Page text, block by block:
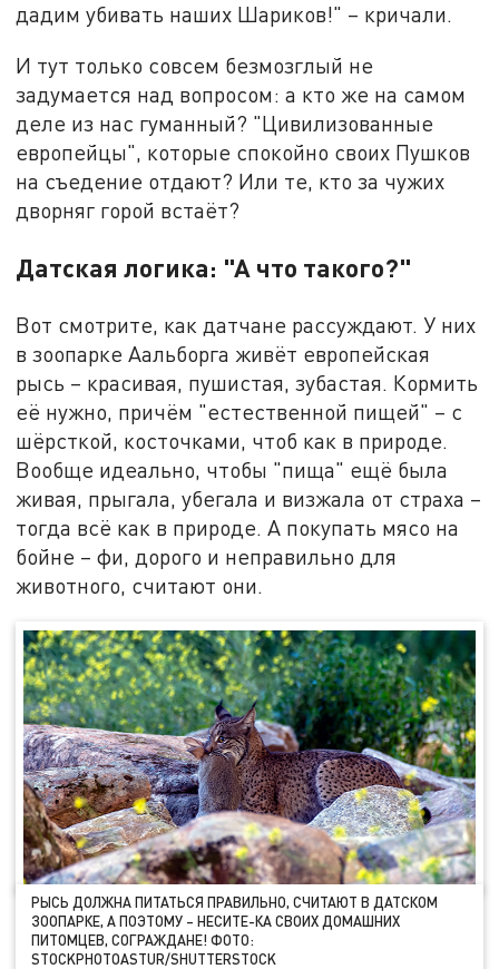
дадим убивать наших Шариков!" – кричали.
И тут только совсем безмозглый не
задумается над вопросом: а кто же на самом
деле из нас гуманный? "Цивилизованные
европейцы", которые спокойно своих Пушков
на съедение отдают? Или те, кто за чужих
дворняг горой встаёт?
Датская логика: "А что такого?"
Вот смотрите, как датчане рассуждают. У них
в зоопарке Аальборга живёт европейская
рысь – красивая, пушистая, зубастая. Кормить
её нужно, причём "естественной пищей" – с
шёрсткой, косточками, чтоб как в природе.
Вообще идеально, чтобы "пища" ещё была
живая, прыгала, убегала и визжала от страха –
тогда всё как в природе. А покупать мясо на
бойне – фи, дорого и неправильно для
животного, считают они.
РЫСЬ ДОЛЖНА ПИТАТЬСЯ ПРАВИЛЬНО, СЧИТАЮТ В ДАТСКОМ
ЗООПАРКЕ, А ПОЭТОМУ – НЕСИТЕ-КА СВОИХ ДОМАШНИХ
ПИТОМЦЕВ, СОГРАЖДАНЕ! ФОТО:
STOCKPHOTOASTUR/SHUTTERSTOCK